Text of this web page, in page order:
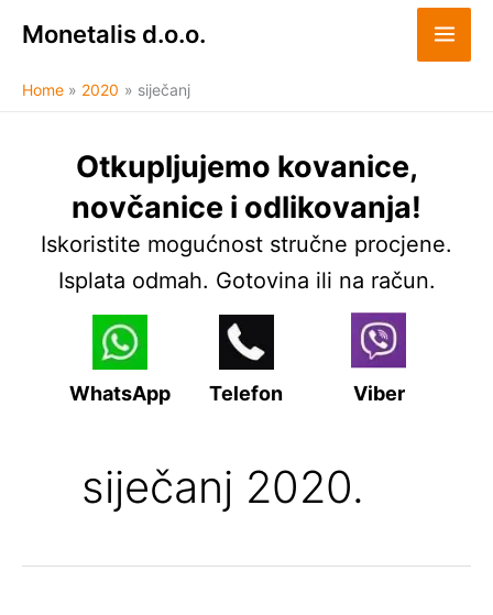
Monetalis d.o.o.
Home 2020 siječanj
Otkupljujemo kovanice,
novčanice i odlikovanja!
Iskoristite mogućnost stručne procjene.
Isplata odmah. Gotovina ili na račun.
WhatsApp Viber
Telefon
siječanj 2020.